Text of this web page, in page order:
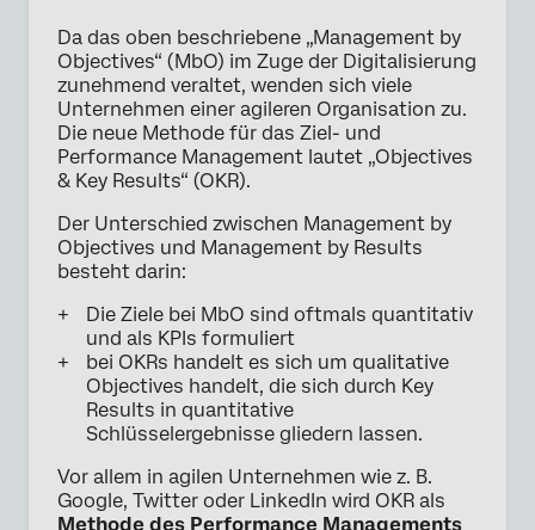
Da das oben beschriebene „Management by
Objectives“ (MbO) im Zuge der Digitalisierung
zunehmend veraltet, wenden sich viele
Unternehmen einer agileren Organisation zu.
Die neue Methode für das Ziel- und
Performance Management lautet „Objectives
& Key Results“ (OKR).
Der Unterschied zwischen Management by
Objectives und Management by Results
besteht darin:
Die Ziele bei MbO sind oftmals quantitativ
und als KPIs formuliert
bei OKRs handelt es sich um qualitative
Objectives handelt, die sich durch Key
Results in quantitative
Schlüsselergebnisse gliedern lassen.
Vor allem in agilen Unternehmen wie z. B.
Google, Twitter oder LinkedIn wird OKR als
Methode des Performance Managements